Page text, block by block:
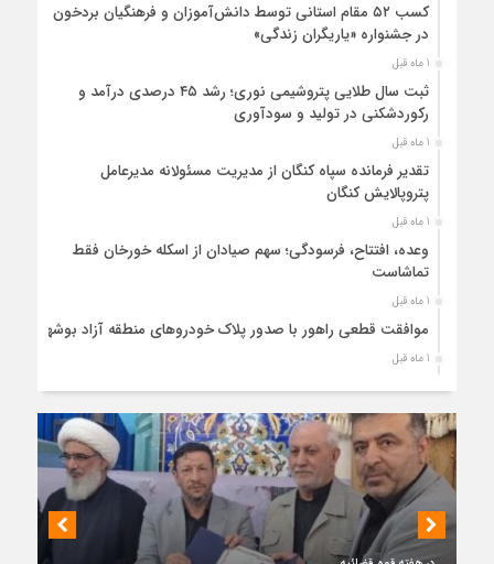
کسب ۵۲ مقام استانی توسط دانش‌آموزان و فرهنگیان بردخون
در جشنواره «یاریگران زندگی»
1 ماه قبل
ثبت سال طلایی پتروشیمی نوری؛ رشد ۴۵ درصدی درآمد و
رکوردشکنی در تولید و سودآوری
1 ماه قبل
تقدیر فرمانده سپاه کنگان از مدیریت مسئولانه مدیرعامل
پتروپالایش کنگان
1 ماه قبل
وعده، افتتاح، فرسودگی؛ سهم صیادان از اسکله خورخان فقط
تماشاست
1 ماه قبل
موافقت قطعی راهور با صدور پلاک خودروهای منطقه آزاد بوشهر
1 ماه قبل
حضور میدانی واحد ثبتی دیر در آبدان؛ ارائه خدمات و نقشه‌برداری
رایگان برای کاهش مراجعات مردمی
1 ماه قبل
دبیر ستاد بزرگداشت هفته دولت در استان بوشهر منصوب شد
کمربندی دیر؛ مسیر نجاتی که در بن‌بست ترک‌فعل‌ها مانده است